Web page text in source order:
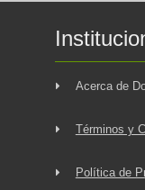
Acerca de
Términos y
Política de